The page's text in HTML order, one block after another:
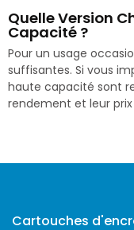
Quelle Version
Capacité ?
Pour un usage
suffisantes. Si vous
haute capacité sont
rendement et leur
Cartouches